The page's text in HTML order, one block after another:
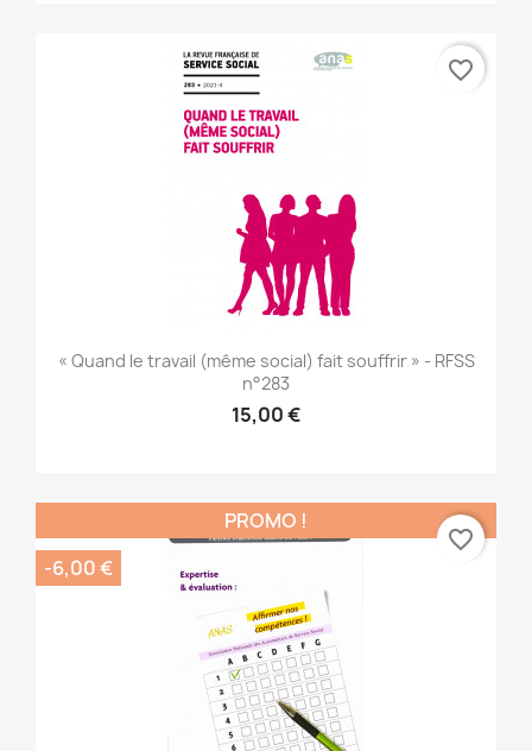
« Quand le travail (même social) fait souffrir » - RFSS
n°283
15,00 €
favorite_border
PROMO !
-6,00 €
favorite_border